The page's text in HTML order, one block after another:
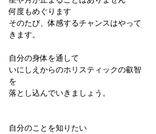
何度もめぐります
そのたび、体感するチャンスはやって
きます。
自分の身体を通して
いにしえからのホリスティックの叡智
を
落とし込んでいきましょう。
自分のことを知りたい